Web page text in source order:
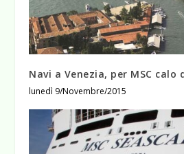
Navi a Venezia, per MSC calo
lunedì 9/Novembre/2015